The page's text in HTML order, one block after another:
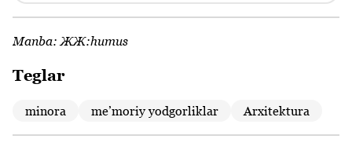
Manba: ЖЖ:humus
Teglar
minora meʼmoriy yodgorliklar Arxitektura